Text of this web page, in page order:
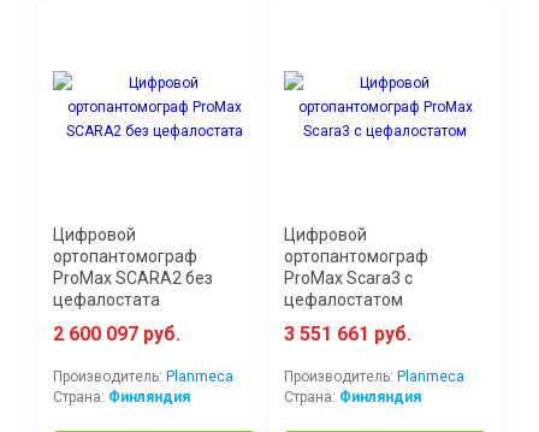
Цифровой
ортопантомограф
ProMax SCARA2 без
цефалостата
2 600 097 руб.
Производитель: Planmeca
Страна: Финляндия
Цифровой
ортопантомограф
ProMax Scara3 с
цефалостатом
3 551 661 руб.
Производитель: Planmeca
Страна: Финляндия